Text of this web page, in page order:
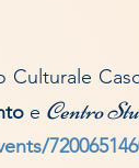
Culturale
e Centro